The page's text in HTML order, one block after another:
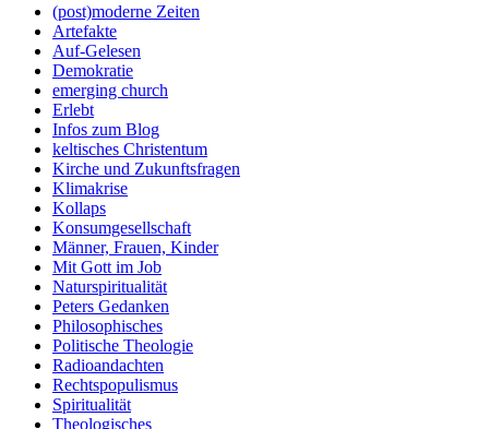
(post)moderne Zeiten
Artefakte
Auf-Gelesen
Demokratie
emerging church
Erlebt
Infos zum Blog
keltisches Christentum
Kirche und Zukunftsfragen
Klimakrise
Kollaps
Konsumgesellschaft
Männer, Frauen, Kinder
Mit Gott im Job
Naturspiritualität
Peters Gedanken
Philosophisches
Politische Theologie
Radioandachten
Rechtspopulismus
Spiritualität
Theologisches